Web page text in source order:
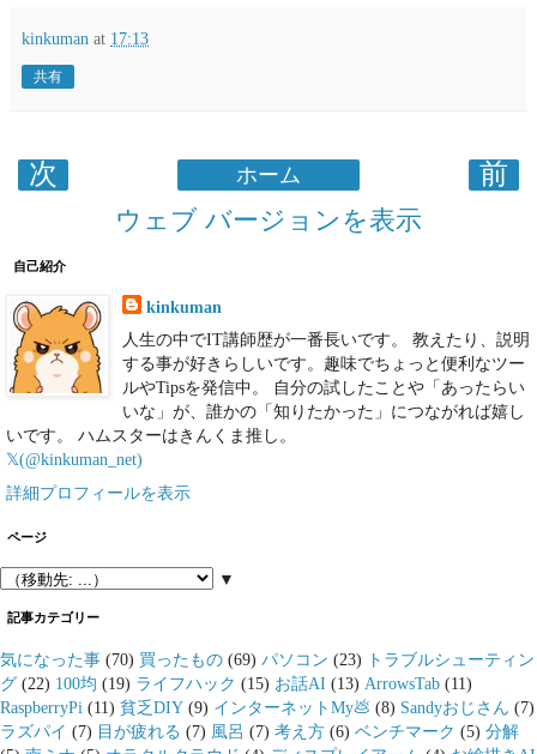
kinkuman at 17:13
共有
次 前
ホーム
ウェブ バージョンを表示
自己紹介
kinkuman
人生の中でIT講師歴が一番長いです。 教えたり、説明
する事が好きらしいです。趣味でちょっと便利なツー
ルやTipsを発信中。 自分の試したことや「あったらい
いな」が、誰かの「知りたかった」につながれば嬉し
いです。 ハムスターはきんくま推し。
𝕏(@kinkuman_net)
詳細プロフィールを表示
ページ
▼
記事カテゴリー
気になった事 (70) 買ったもの (69) パソコン (23)
トラブルシューティン
グ (22) 100均 (19) ライフハック (15) お話AI (13) ArrowsTab (11)
RaspberryPi (11) 貧乏DIY (9) インターネットMy💩 (8) Sandyおじさん (7)
ラズパイ (7) 目が疲れる (7) 風呂 (7) 考え方 (6) ベンチマーク (5) 分解